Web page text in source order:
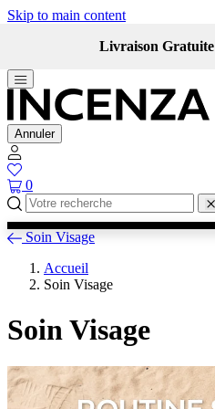
Skip to main content
Livraison Gratuite
Annuler
0
Soin Visage
Accueil
Soin Visage
Soin Visage